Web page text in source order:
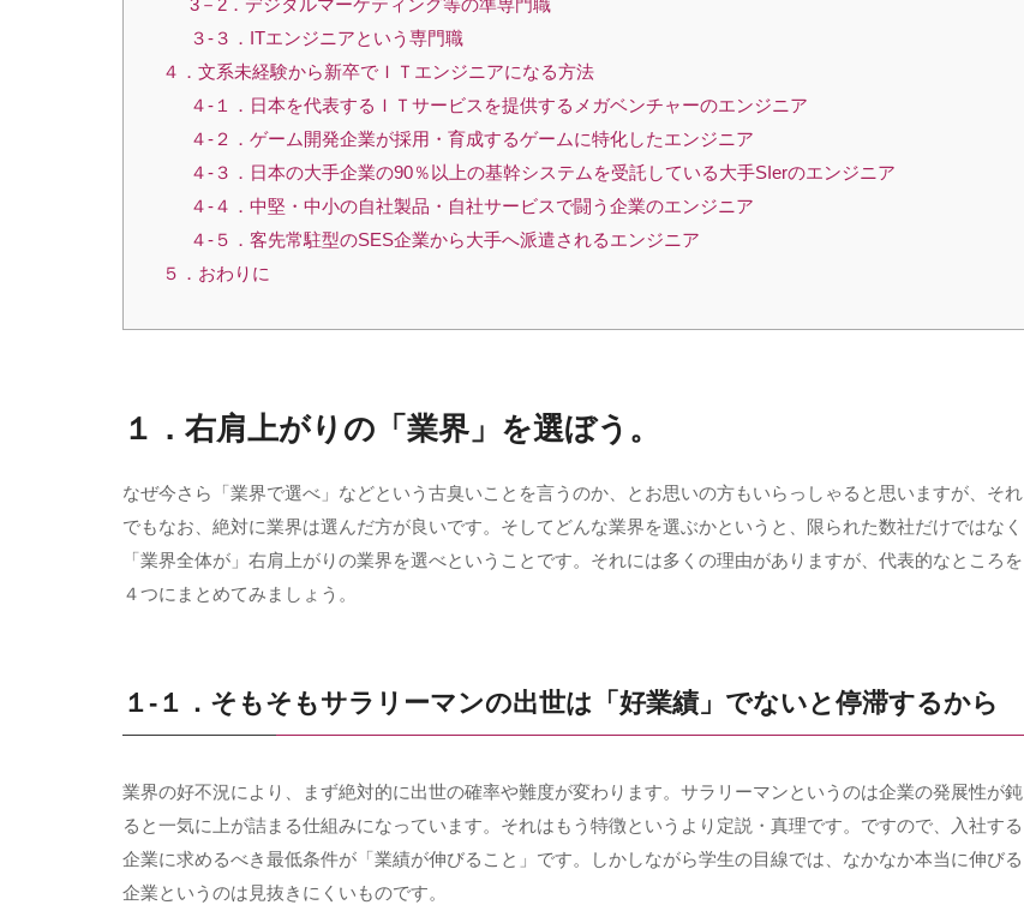
3－2．デジタルマーケティング等の準専門職
３-３．ITエンジニアという専門職
４．文系未経験から新卒でＩＴエンジニアになる方法
４-１．日本を代表するＩＴサービスを提供するメガベンチャーのエンジニア
４-２．ゲーム開発企業が採用・育成するゲームに特化したエンジニア
４-３．日本の大手企業の90％以上の基幹システムを受託している大手SIerのエンジニア
４-４．中堅・中小の自社製品・自社サービスで闘う企業のエンジニア
４-５．客先常駐型のSES企業から大手へ派遣されるエンジニア
５．おわりに
１．右肩上がりの「業界」を選ぼう。
なぜ今さら「業界で選べ」などという古臭いことを言うのか、とお思いの方もいらっしゃると思いますが、それ
でもなお、絶対に業界は選んだ方が良いです。そしてどんな業界を選ぶかというと、限られた数社だけではなく
「業界全体が」右肩上がりの業界を選べということです。それには多くの理由がありますが、代表的なところを
４つにまとめてみましょう。
１-１．そもそもサラリーマンの出世は「好業績」でないと停滞するから
業界の好不況により、まず絶対的に出世の確率や難度が変わります。サラリーマンというのは企業の発展性が鈍
ると一気に上が詰まる仕組みになっています。それはもう特徴というより定説・真理です。ですので、入社する
企業に求めるべき最低条件が「業績が伸びること」です。しかしながら学生の目線では、なかなか本当に伸びる
企業というのは見抜きにくいものです。